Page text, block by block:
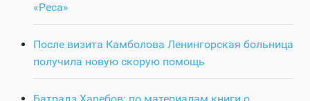
«Реса»
После визита Камболова Ленингорская больница
получила новую скорую помощь